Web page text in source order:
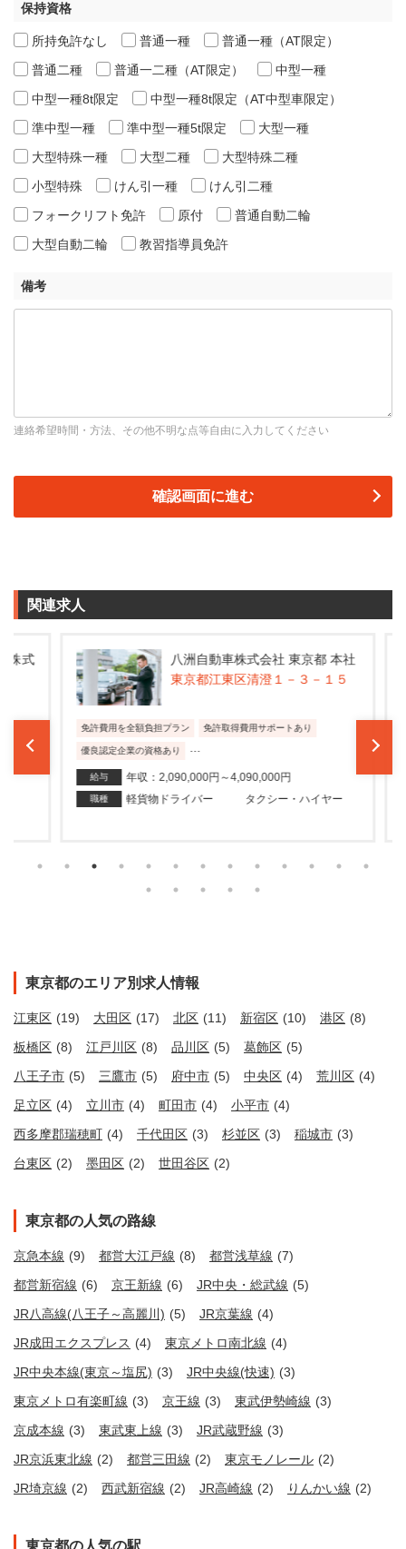
保持資格
所持免許なし 普通一種
普通一種（AT限定）
普通二種
普通一二種（AT限定）
中型一種
中型一種8t限定
中型一種8t限定（AT中型車限定）
準中型一種
準中型一種5t限定
大型一種
大型特殊一種
大型二種
大型特殊二種
小型特殊
けん引一種
けん引二種
フォークリフト免許
原付
普通自動二輪
大型自動二輪
教習指導員免許
備考
連絡希望時間・方法、その他不明な点等自由に入力してください
関連求人
式
八洲自動車株式会社 東京都 本社
東京都江東区清澄１－３－１５
免許費用を全額負担プラン 免許取得費用サポートあり
優良認定企業の資格あり ...
給与 年収：2,090,000円～4,090,000円
職種 軽貨物ドライバー タクシー・ハイヤー
東京都のエリア別求人情報
江東区 (19) 大田区 (17) 北区 (11) 新宿区 (10) 港区 (8)
板橋区 (8) 江戸川区 (8) 品川区 (5) 葛飾区 (5)
八王子市 (5) 三鷹市 (5) 府中市 (5) 中央区 (4) 荒川区 (4)
足立区 (4) 立川市 (4) 町田市 (4) 小平市 (4)
西多摩郡瑞穂町 (4) 千代田区 (3) 杉並区 (3) 稲城市 (3)
台東区 (2) 墨田区 (2) 世田谷区 (2)
東京都の人気の路線
京急本線 (9) 都営大江戸線 (8) 都営浅草線 (7)
都営新宿線 (6) 京王新線 (6) JR中央・総武線 (5)
JR八高線(八王子～高麗川) (5) JR京葉線 (4)
JR成田エクスプレス (4) 東京メトロ南北線 (4)
JR中央本線(東京～塩尻) (3) JR中央線(快速) (3)
東京メトロ有楽町線 (3) 京王線 (3) 東武伊勢崎線 (3)
京成本線 (3) 東武東上線 (3) JR武蔵野線 (3)
JR京浜東北線 (2) 都営三田線 (2) 東京モノレール (2)
JR埼京線 (2) 西武新宿線 (2) JR高崎線 (2) りんかい線 (2)
東京都の人気の駅